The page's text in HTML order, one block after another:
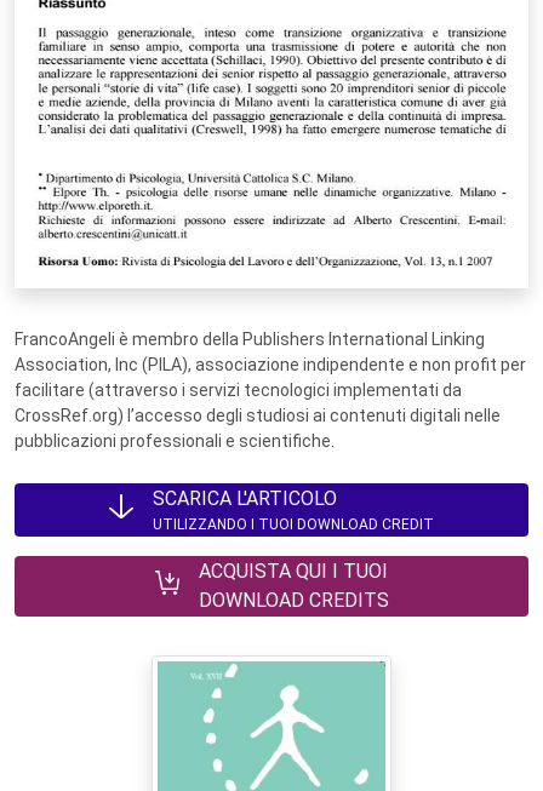
FrancoAngeli è membro della Publishers International Linking
Association, Inc (PILA), associazione indipendente e non profit per
facilitare (attraverso i servizi tecnologici implementati da
CrossRef.org) l’accesso degli studiosi ai contenuti digitali nelle
pubblicazioni professionali e scientifiche.
SCARICA L'ARTICOLO
UTILIZZANDO I TUOI DOWNLOAD CREDIT
ACQUISTA QUI I TUOI
DOWNLOAD CREDITS